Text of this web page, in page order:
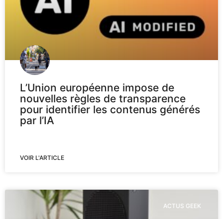
L’Union européenne impose de
nouvelles règles de transparence
pour identifier les contenus générés
par l’IA
VOIR L'ARTICLE
ACTUS GEEK